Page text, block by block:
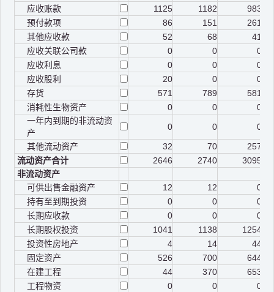
应收账款
1125 1182
983
预付款项
86 151
261
其他应收款
52 68
41
应收关联公司款
0 0
0
应收利息
0 0
0
应收股利
20 0
0
存货
571 789
581
消耗性生物资产
0 0
0
一年内到期的非流动资
产
0 0
0
其他流动资产
32 70
257
流动资产合计
2646 2740
3095
非流动资产
可供出售金融资产
12 12
0
持有至到期投资
0 0
0
长期应收款
0 0
0
长期股权投资
1041 1138
1254
投资性房地产
4 14
44
固定资产
526 700
644
在建工程
44 370
653
工程物资
0 0
0